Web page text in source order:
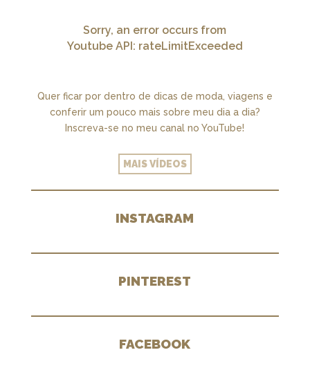
Sorry, an error occurs from
Youtube API: rateLimitExceeded
Quer ficar por dentro de dicas de moda, viagens e
conferir um pouco mais sobre meu dia a dia?
Inscreva-se no meu canal no YouTube!
MAIS VÍDEOS
INSTAGRAM
PINTEREST
FACEBOOK